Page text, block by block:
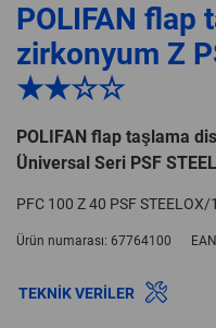
POLIFAN flap
zirkonyum Z
★★☆☆
POLIFAN flap taşlama
Üniversal Seri PSF
PFC 100 Z 40 PSF STEELOX/
Ürün numarası: 67764100
TEKNIK VERILER